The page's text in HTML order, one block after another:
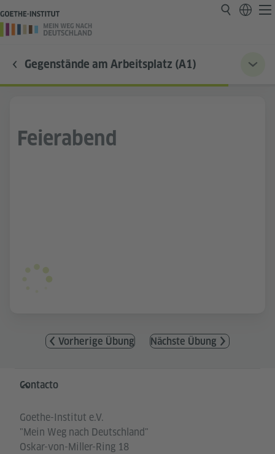
Gegenstände am Arbeitsplatz (A1)
Feierabend
Vorherige Übung Nächste Übung
Service- und Informationsbereich
Contacto
Goethe-Institut e.V.
"Mein Weg nach Deutschland"
Oskar-von-Miller-Ring 18